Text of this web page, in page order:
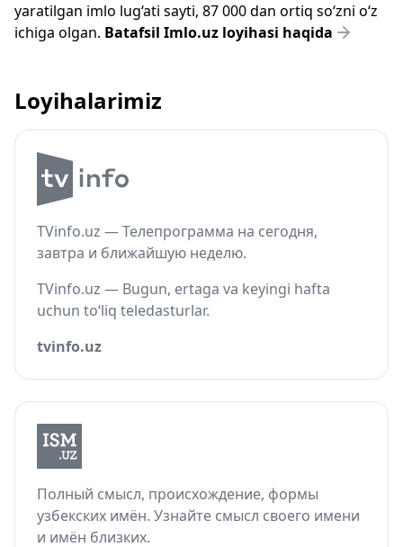
yaratilgan imlo lug‘ati sayti, 87 000 dan ortiq so‘zni o‘z
ichiga olgan. Batafsil Imlo.uz loyihasi haqida
Loyihalarimiz
TVinfo.uz — Телепрограмма на сегодня,
завтра и ближайшую неделю.
TVinfo.uz — Bugun, ertaga va keyingi hafta
uchun to‘liq teledasturlar.
tvinfo.uz
Полный смысл, происхождение, формы
узбекских имён. Узнайте смысл своего имени
и имён близких.